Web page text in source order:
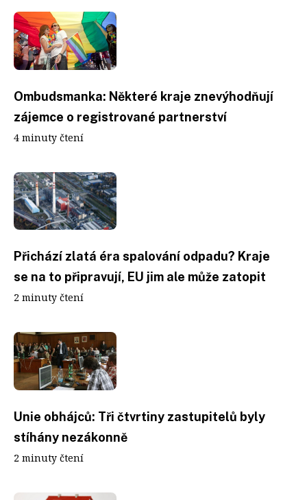
Ombudsmanka: Některé kraje znevýhodňují
zájemce o registrované partnerství
4 minuty čtení
Přichází zlatá éra spalování odpadu? Kraje
se na to připravují, EU jim ale může zatopit
2 minuty čtení
Unie obhájců: Tři čtvrtiny zastupitelů byly
stíhány nezákonně
2 minuty čtení